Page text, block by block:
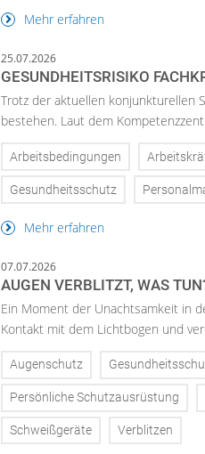
Mehr erfahren
25.07.2026
GESUNDHEITSRISIKO
Trotz der aktuellen konjunkturellen
bestehen. Laut dem
Arbeitsbedingungen
Gesundheitsschutz
Mehr erfahren
07.07.2026
AUGEN VERBLITZT, WAS
Ein Moment der Unachtsamkeit in
Kontakt mit dem Lichtbogen und
Augenschutz
Persönliche Schutzausrüstung
Schweißgeräte Verblitzen